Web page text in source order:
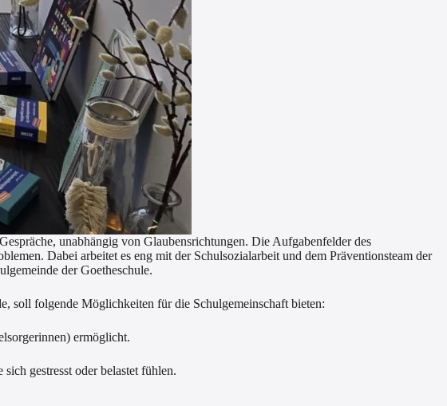
unabhängig von Glaubensrichtungen. Die Aufgabenfelder des
Dabei arbeitet es eng mit der Schulsozialarbeit und dem Präventionsteam der
der Goetheschule.
soll folgende Möglichkeiten für die Schulgemeinschaft bieten:
ermöglicht.
gestresst oder belastet fühlen.